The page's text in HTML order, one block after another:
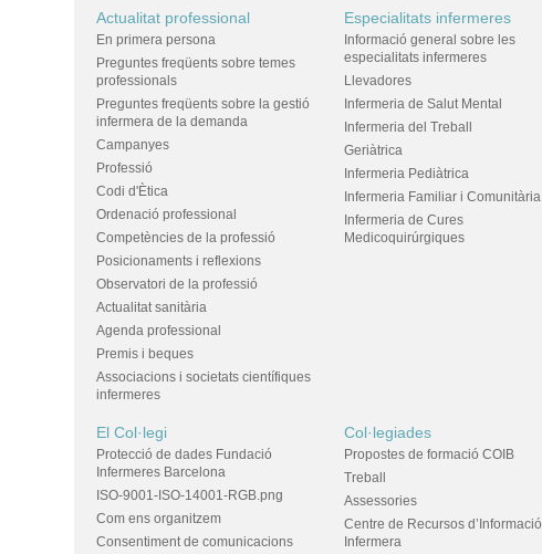
Actualitat professional
En primera persona
Preguntes freqüents sobre temes
professionals
Preguntes freqüents sobre la gestió
infermera de la demanda
Campanyes
Professió
Codi d'Ètica
Ordenació professional
Competències de la professió
Posicionaments i reflexions
Observatori de la professió
Actualitat sanitària
Agenda professional
Premis i beques
Associacions i societats científiques
infermeres
Especialitats infermeres
Informació general sobre les
especialitats infermeres
Llevadores
Infermeria de Salut Mental
Infermeria del Treball
Geriàtrica
Infermeria Pediàtrica
Infermeria Familiar i Comunitària
Infermeria de Cures
Medicoquirúrgiques
El Col·legi
Protecció de dades Fundació
Infermeres Barcelona
ISO-9001-ISO-14001-RGB.png
Com ens organitzem
Consentiment de comunicacions
Col·legiades
Propostes de formació COIB
Treball
Assessories
Centre de Recursos d’Informació
Infermera